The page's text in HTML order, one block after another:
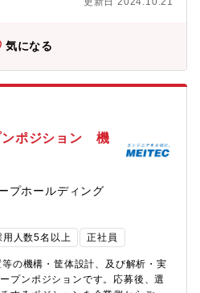
約30％と高い水準で、安定感も抜
気になる
ンポジション 機
プホールディング
用人数5名以上 正社員
の機構・筐体設計、及び解析・実
プンポジションです。応募後、選